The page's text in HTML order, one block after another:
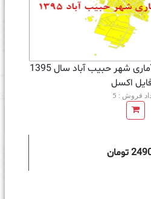
نقشه شیپ فایل بلوک آماری شهر حبیب آباد سال 1395
اكسل
فروش : 5
تومان